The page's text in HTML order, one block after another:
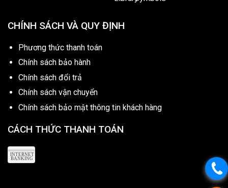
CHÍNH SÁCH VÀ QUY ĐỊNH
Phương thức thanh toán
Chính sách bảo hành
Chính sách đổi trả
Chính sách vận chuyển
Chính sách bảo mật thông tin khách hàng
CÁCH THỨC THANH TOÁN